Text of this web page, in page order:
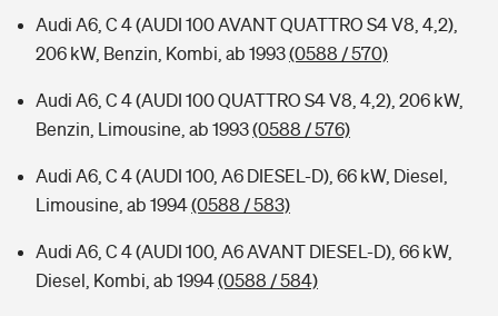
Audi A6, C 4 (AUDI 100 AVANT QUATTRO S4 V8, 4,2),
206 kW, Benzin, Kombi, ab 1993(0588 / 570)
Audi A6, C 4 (AUDI 100 QUATTRO S4 V8, 4,2), 206 kW,
Benzin, Limousine, ab 1993(0588 / 576)
Audi A6, C 4 (AUDI 100, A6 DIESEL-D), 66 kW, Diesel,
Limousine, ab 1994(0588 / 583)
Audi A6, C 4 (AUDI 100, A6 AVANT DIESEL-D), 66 kW,
Diesel, Kombi, ab 1994(0588 / 584)